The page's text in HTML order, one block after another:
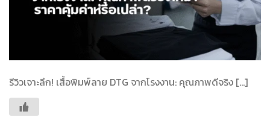
รีวิวเจาะลึก! เสื้อพิมพ์ลาย DTG จากโรงงาน: คุณภาพดีจริง […]